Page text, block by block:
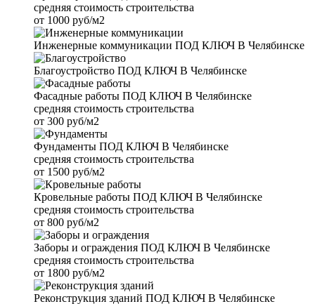
средняя стоимость строительства
от 1000 руб/м2
Инженерные коммуникации ПОД КЛЮЧ В Челябинске
Благоустройство ПОД КЛЮЧ В Челябинске
Фасадные работы ПОД КЛЮЧ В Челябинске
средняя стоимость строительства
от 300 руб/м2
Фундаменты ПОД КЛЮЧ В Челябинске
средняя стоимость строительства
от 1500 руб/м2
Кровельные работы ПОД КЛЮЧ В Челябинске
средняя стоимость строительства
от 800 руб/м2
Заборы и ограждения ПОД КЛЮЧ В Челябинске
средняя стоимость строительства
от 1800 руб/м2
Реконструкция зданий ПОД КЛЮЧ В Челябинске